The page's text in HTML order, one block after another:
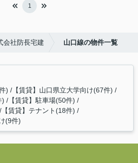
1
会社防長宅建 山口線の物件一覧
) 【賃貸】山口県立大学向け(67件)
) 【賃貸】駐車場(50件)
【賃貸】テナント(18件)
(9件)